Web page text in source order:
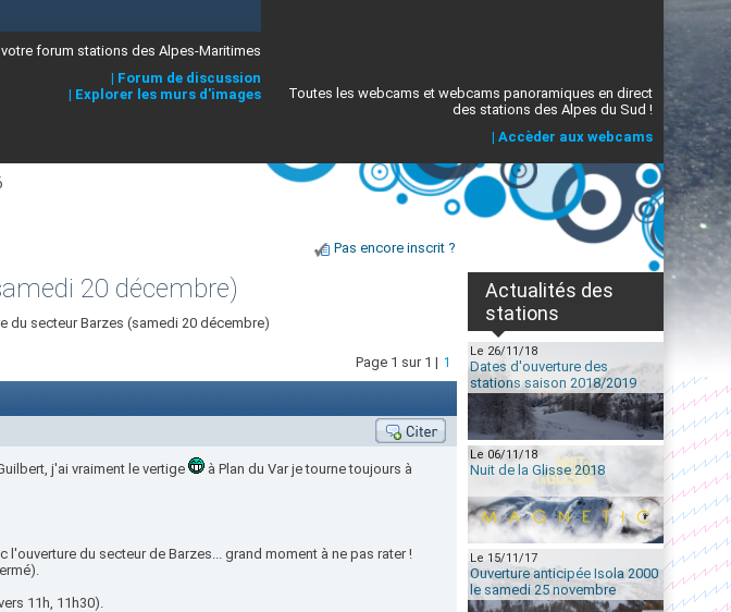
à venir
votre forum stations des Alpes-Maritimes
| Forum de discussion
| Explorer les murs d'images
Toutes les webcams et webcams panoramiques en direct
des stations des Alpes du Sud !
| Accèder aux webcams
Pas encore inscrit ?
20 décembre)
du secteur Barzes (samedi 20 décembre)
Page 1 sur 1 | 1
j'ai vraiment le vertige
à Plan du Var je tourne toujours à
l'ouverture du secteur de Barzes... grand moment à ne pas rater !
11h, 11h30).
Actualités des
stations
Le 26/11/18
Dates d'ouverture des
stations saison 2018/2019
Le 06/11/18
Nuit de la Glisse 2018
Le 15/11/17
Ouverture anticipée Isola 2000
le samedi 25 novembre